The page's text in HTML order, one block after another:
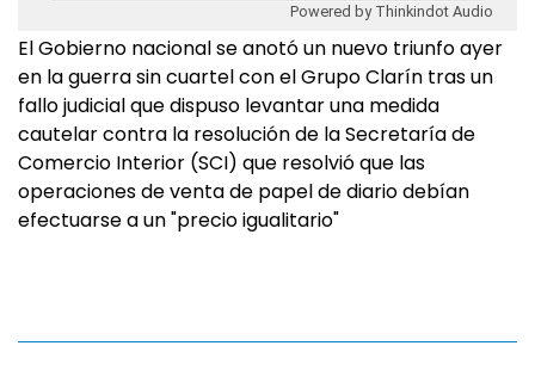
Powered by Thinkindot Audio
El Gobierno nacional se anotó un nuevo triunfo ayer
en la guerra sin cuartel con el Grupo Clarín tras un
fallo judicial que dispuso levantar una medida
cautelar contra la resolución de la Secretaría de
Comercio Interior (SCI) que resolvió que las
operaciones de venta de papel de diario debían
efectuarse a un "precio igualitario"